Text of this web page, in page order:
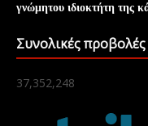
γνώμητου ιδιοκτήτη της
Συνολικές προβολές
37,352,248